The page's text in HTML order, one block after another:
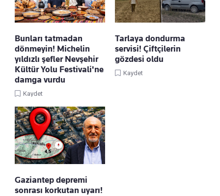
Bunları tatmadan
dönmeyin! Michelin
yıldızlı şefler Nevşehir
Kültür Yolu Festivali'ne
damga vurdu
Kaydet
Tarlaya dondurma
servisi! Çiftçilerin
gözdesi oldu
Kaydet
Gaziantep depremi
sonrası korkutan uyarı!